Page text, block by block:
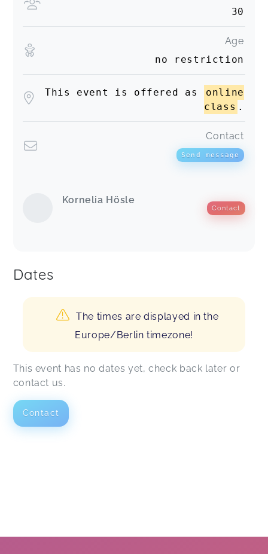
30
Age
no restriction
This event is offered as
online
class .
Contact
Send message
Kornelia Hösle
Contact
Dates
The times are displayed in the
Europe/Berlin timezone!
This event has no dates yet, check back later or
contact us.
Contact